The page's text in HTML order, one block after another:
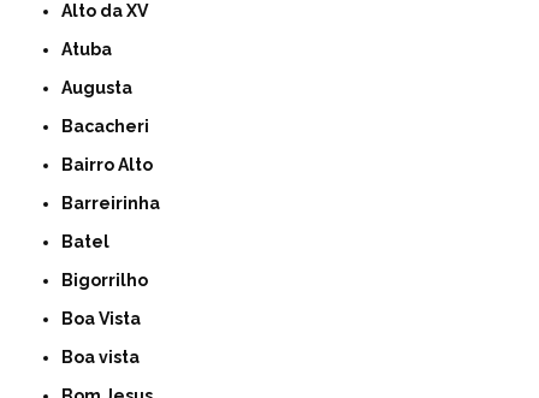
Alto da XV
Atuba
Augusta
Bacacheri
Bairro Alto
Barreirinha
Batel
Bigorrilho
Boa Vista
Boa vista